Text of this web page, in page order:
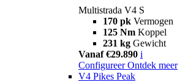
Multistrada V4 S
170 pk Vermogen
125 Nm Koppel
231 kg Gewicht
Vanaf €29.890 i
Configureer Ontdek meer
V4 Pikes Peak